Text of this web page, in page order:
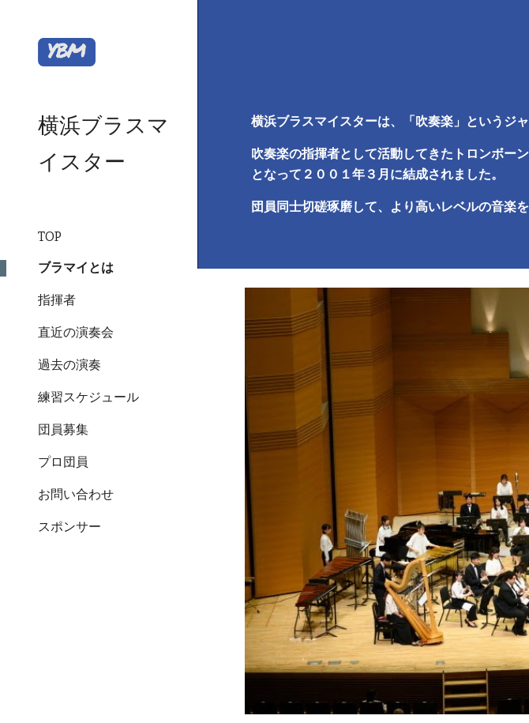
横浜ブラスマ
イスター
TOP
ブラマイとは
指揮者
直近の演奏会
過去の演奏
練習スケジュール
団員募集
プロ団員
お問い合わせ
スポンサー
横浜ブラスマイスターは、「吹奏楽」というジ
吹奏楽の指揮者として活動してきたトロンボー
となって２００１年３月に結成されました。
団員同士切磋琢磨して、より高いレベルの音楽